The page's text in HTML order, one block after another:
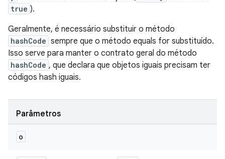
true ).
Geralmente, é necessário substituir o método
hashCode sempre que o método equals for substituído.
Isso serve para manter o contrato geral do método
hashCode , que declara que objetos iguais precisam ter
códigos hash iguais.
Parâmetros
o